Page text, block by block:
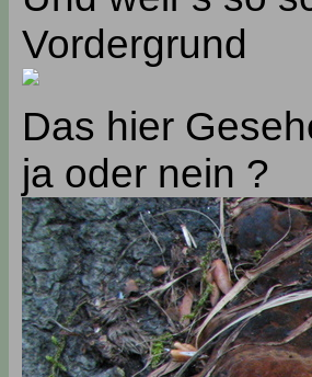
Vordergrund
Das hier
ja oder nein ?